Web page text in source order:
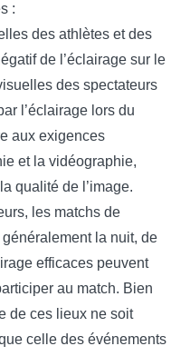
:
des athlètes et des
de l’éclairage sur le
des spectateurs
l’éclairage lors du
aux exigences
et la vidéographie,
qualité de l’image.
les matchs de
la nuit, de
efficaces peuvent
au match. Bien
de ces lieux ne soit
celle des événements